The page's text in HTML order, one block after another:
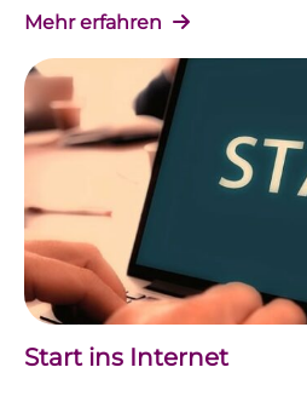
Mehr erfahren
Start ins Internet